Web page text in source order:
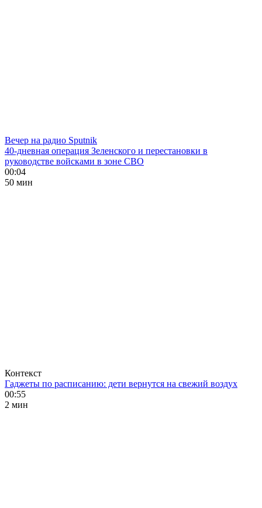
Вечер на радио Sputnik
40-дневная операция Зеленского и перестановки в
руководстве войсками в зоне СВО
00:04
50 мин
Контекст
Гаджеты по расписанию: дети вернутся на свежий воздух
00:55
2 мин